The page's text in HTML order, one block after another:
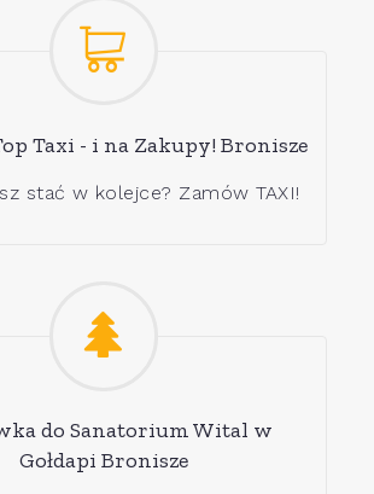
Taxi - i na Zakupy! Bronisze
stać w kolejce? Zamów TAXI!
do Sanatorium Wital w
Gołdapi Bronisze